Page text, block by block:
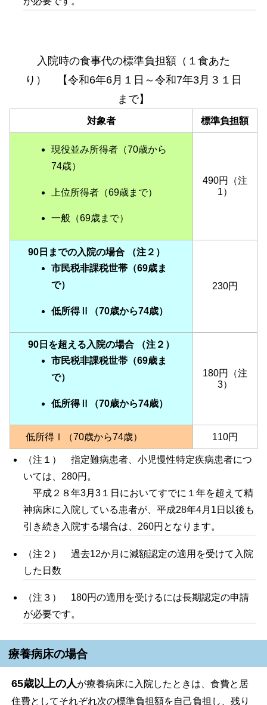
入院時の食事代の標準負担額（１食あた
り） 【令和6年6月１日 ～令和7年3月３１日
まで】
対象者 標準負担額
現役並み所得者（70歳から
74歳）
上位所得者（69歳まで）
一般（69歳まで）
490円（注
1）
90日までの入院の場合 （注２）
市民税非課税世帯（69歳ま
で）
低所得Ⅱ（70歳から74歳）
230円
90日を超える入院の場合 （注２）
市民税非課税世帯（69歳ま
で）
低所得Ⅱ（70歳から74歳）
180円（注
3）
低所得Ⅰ（70歳から74歳） 110円
（注１） 指定難病患者、小児慢性特定疾病患者につ
いては、280円。
平成２８年3月3１日においてすでに１年を超えて精
神病床に入院している患者が、平成28年4月1日以後も
引き続き入院する場合は、260円となります。
（注２） 過去12か月に減額認定の適用を受けて入院
した日数
（注３） 180円の適用を受けるには長期認定の申請
が必要です。
療養病床の場合
65歳以上の人が療養病床に入院したときは、食費と居
住費としてそれぞれ次の標準負担額を自己負担し、残り